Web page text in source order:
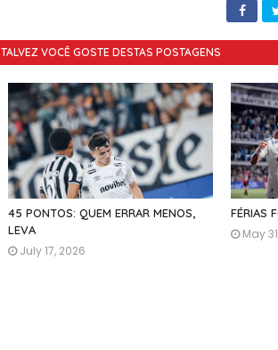
TALVEZ VOCÊ GOSTE DESTAS POSTAGENS
45 PONTOS: QUEM ERRAR MENOS,
LEVA
July 17, 2026
FÉRIAS
May